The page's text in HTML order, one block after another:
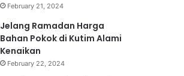
February 21, 2024
Jelang Ramadan Harga
Bahan Pokok di Kutim Alami
Kenaikan
February 22, 2024